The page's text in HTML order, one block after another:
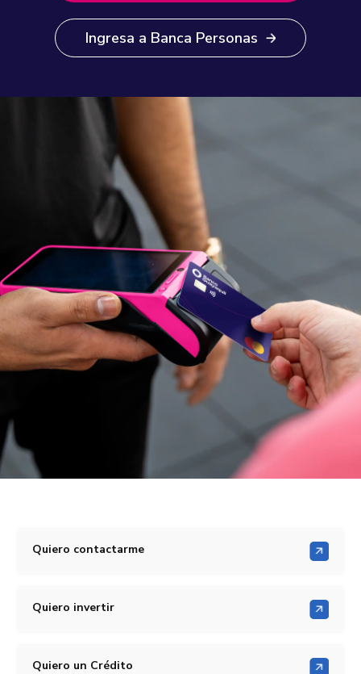
Ingresa a Banca Personas
Quiero contactarme
Quiero invertir
Quiero un Crédito